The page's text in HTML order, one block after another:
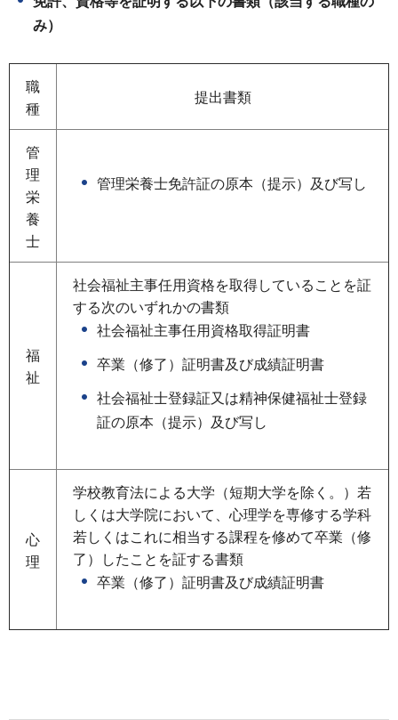
み）
職
種
提出書類
管
理
栄
養
士
管理栄養士免許証の原本（提示）及び写し
福
祉
社会福祉主事任用資格を取得していることを証
する次のいずれかの書類
社会福祉主事任用資格取得証明書
卒業（修了）証明書及び成績証明書
社会福祉士登録証又は精神保健福祉士登録
証の原本（提示）及び写し
心
理
学校教育法による大学（短期大学を除く。）若
しくは大学院において、心理学を専修する学科
若しくはこれに相当する課程を修めて卒業（修
了）したことを証する書類
卒業（修了）証明書及び成績証明書